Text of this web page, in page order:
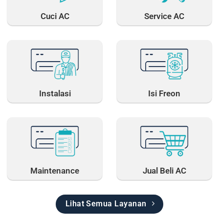
Cuci AC Service AC
Instalasi Isi Freon
Maintenance Jual Beli AC
Lihat Semua Layanan